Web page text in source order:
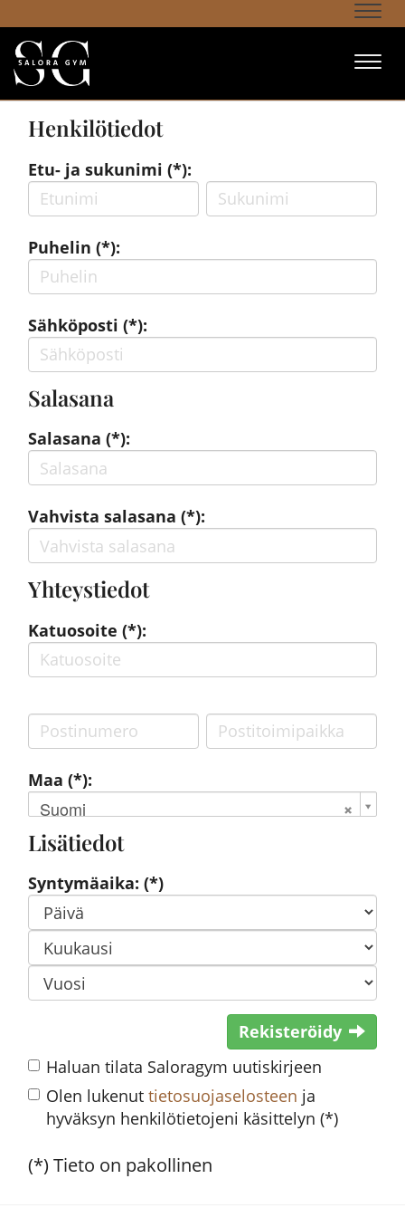
Henkilötiedot
Etu- ja sukunimi (*):
Puhelin (*):
Sähköposti (*):
Salasana
Salasana (*):
Vahvista salasana (*):
Yhteystiedot
Katuosoite (*):
Maa (*):
Suomi
Lisätiedot
Syntymäaika: (*)
Rekisteröidy
Haluan tilata Saloragym uutiskirjeen
Olen lukenut tietosuojaselosteen ja
hyväksyn henkilötietojeni käsittelyn (*)
(*) Tieto on pakollinen